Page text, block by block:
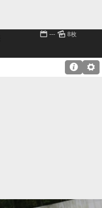
📅 --- 🌄 8枚
⚙
